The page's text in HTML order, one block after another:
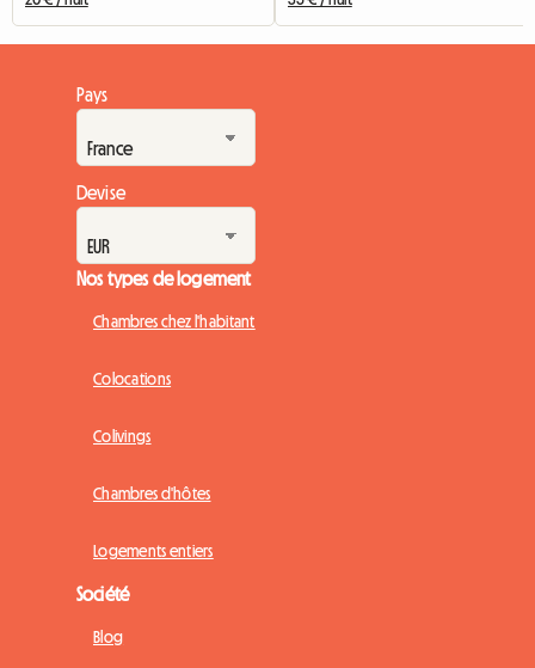
Pays
Devise
Nos types de logement
Chambres chez l'habitant
Colocations
Colivings
Chambres d'hôtes
Logements entiers
Société
Blog